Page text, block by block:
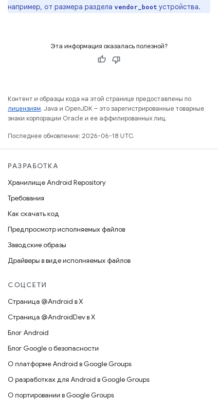
например, от размера раздела vendor_boot устройства.
Эта информация оказалась полезной?
Контент и образцы кода на этой странице предоставлены по
лицензиям. Java и OpenJDK – это зарегистрированные товарные
знаки корпорации Oracle и ее аффилированных лиц.
Последнее обновление: 2026-06-18 UTC.
РАЗРАБОТКА
Хранилище Android Repository
Требования
Как скачать код
Предпросмотр исполняемых файлов
Заводские образы
Драйверы в виде исполняемых файлов
СОЦСЕТИ
Страница @Android в X
Страница @AndroidDev в X
Блог Android
Блог Google о безопасности
О платформе Android в Google Groups
О разработках для Android в Google Groups
О портировании в Google Groups